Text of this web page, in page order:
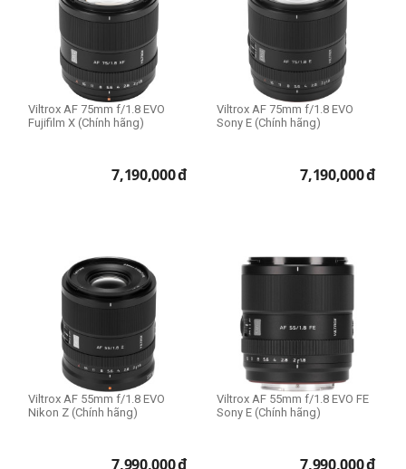
Viltrox AF 75mm f/1.8 EVO
Fujifilm X (Chính hãng)
7,190,000đ
Viltrox AF 75mm f/1.8 EVO
Sony E (Chính hãng)
7,190,000đ
Viltrox AF 55mm f/1.8 EVO
Nikon Z (Chính hãng)
7,990,000đ
Viltrox AF 55mm f/1.8 EVO FE
Sony E (Chính hãng)
7,990,000đ